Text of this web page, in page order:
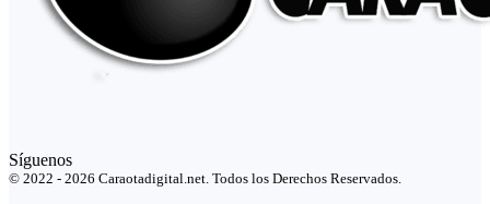
Síguenos
© 2022 - 2026 Caraotadigital.net. Todos los Derechos Reservados.